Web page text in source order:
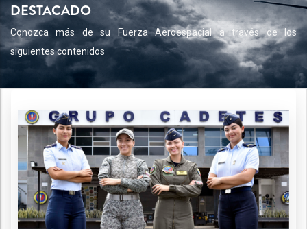
DESTACADO
Conozca más de su Fuerza Aeroespacial a través de los
siguientes contenidos